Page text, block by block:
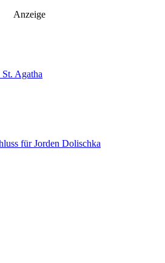
Anzeige
Agatha
für Jorden Dolischka